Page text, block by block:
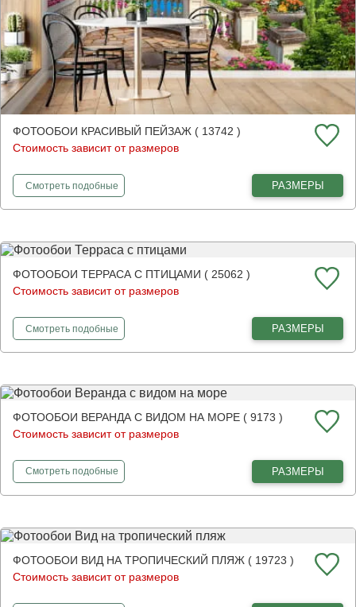
ФОТООБОИ КРАСИВЫЙ ПЕЙЗАЖ ( 13742 )
Стоимость зависит от размеров
Смотретьфотообои
подобные РАЗМЕРЫ
ФОТООБОИ ТЕРРАСА С ПТИЦАМИ ( 25062 )
Стоимость зависит от размеров
Смотретьфотообои
подобные РАЗМЕРЫ
ФОТООБОИ ВЕРАНДА С ВИДОМ НА МОРЕ ( 9173 )
Стоимость зависит от размеров
Смотретьфотообои
подобные РАЗМЕРЫ
ФОТООБОИ ВИД НА ТРОПИЧЕСКИЙ ПЛЯЖ ( 19723 )
Стоимость зависит от размеров